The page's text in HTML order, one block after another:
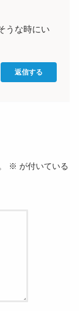
うな時にい
返信する
※ が付いている